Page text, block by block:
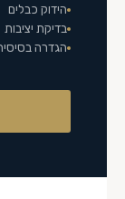
הידוק כבלים
בדיקת יציבות
הגדרה